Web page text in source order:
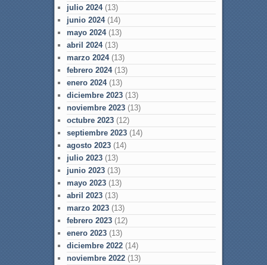
julio 2024(13)
junio 2024(14)
mayo 2024(13)
abril 2024(13)
marzo 2024(13)
febrero 2024(13)
enero 2024(13)
diciembre 2023(13)
noviembre 2023(13)
octubre 2023(12)
septiembre 2023(14)
agosto 2023(14)
julio 2023(13)
junio 2023(13)
mayo 2023(13)
abril 2023(13)
marzo 2023(13)
febrero 2023(12)
enero 2023(13)
diciembre 2022(14)
noviembre 2022(13)